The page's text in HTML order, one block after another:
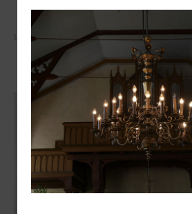
ZIŅAS LPS